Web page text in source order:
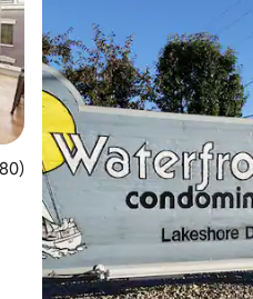
(5점 만점), 후기 380개